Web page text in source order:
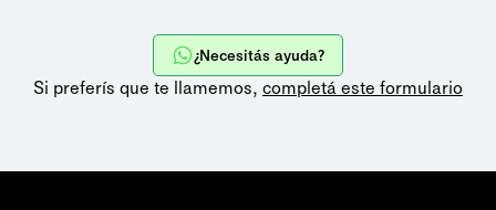
¿Necesitás ayuda?
Si preferís que te llamemos, completá este formulario